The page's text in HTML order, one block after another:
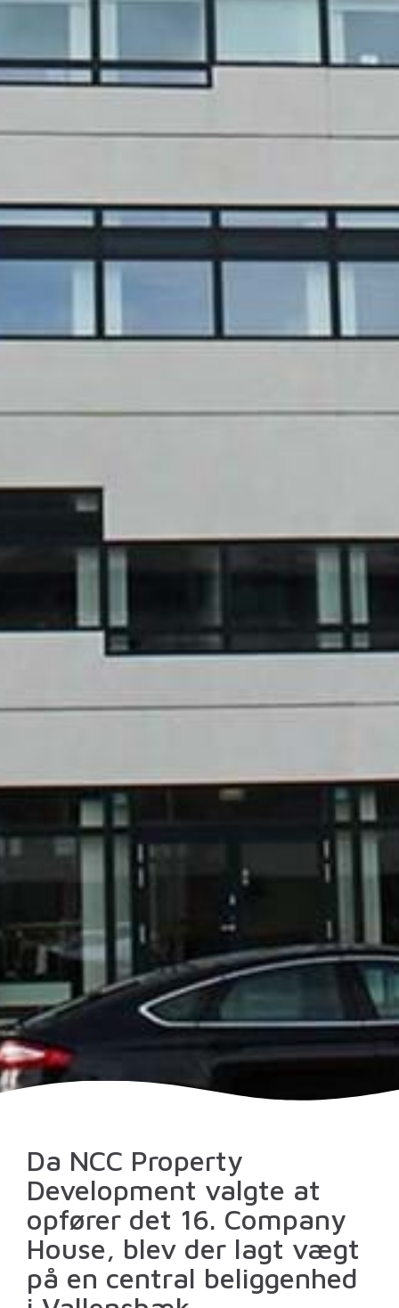
Da NCC Property
Development valgte at
opfører det 16. Company
House, blev der lagt vægt
på en central beliggenhed